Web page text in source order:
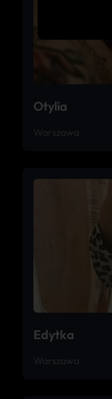
Otylia
Warszawa
Edytka
Warszawa